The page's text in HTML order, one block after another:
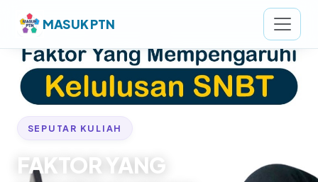
MASUK PTN
SEPUTAR KULIAH
FAKTOR YANG